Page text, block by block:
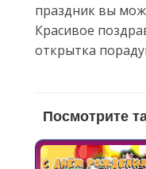
праздник вы
Красивое
открытка
Посмотрите